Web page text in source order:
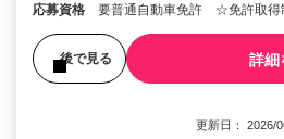
応募資格 要普通自動車免許 ☆免許取得
後で見る 詳細
更新日： 2026/